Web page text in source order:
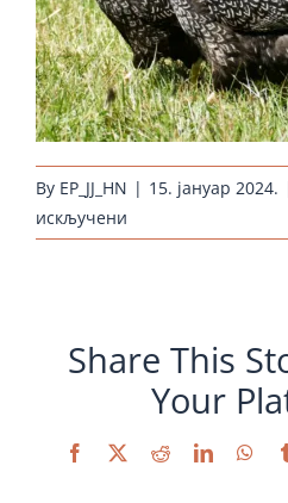
By EP_JJ_HN | 15. јануар 2024.
искључени
huehnerzucht-
Share This
Your
Facebook
X RedditLinkedIn